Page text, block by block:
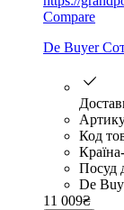
Compare
De Buyer
Код
Посуд
De
11 009₴